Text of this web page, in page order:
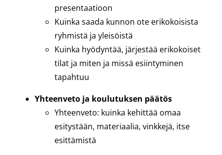
presentaatioon
Kuinka saada kunnon ote erikokoisista
ryhmistä ja yleisöistä
Kuinka hyödyntää, järjestää erikokoiset
tilat ja miten ja missä esiintyminen
tapahtuu
Yhteenveto ja koulutuksen päätös
Yhteenveto: kuinka kehittää omaa
esitystään, materiaalia, vinkkejä, itse
esittämistä